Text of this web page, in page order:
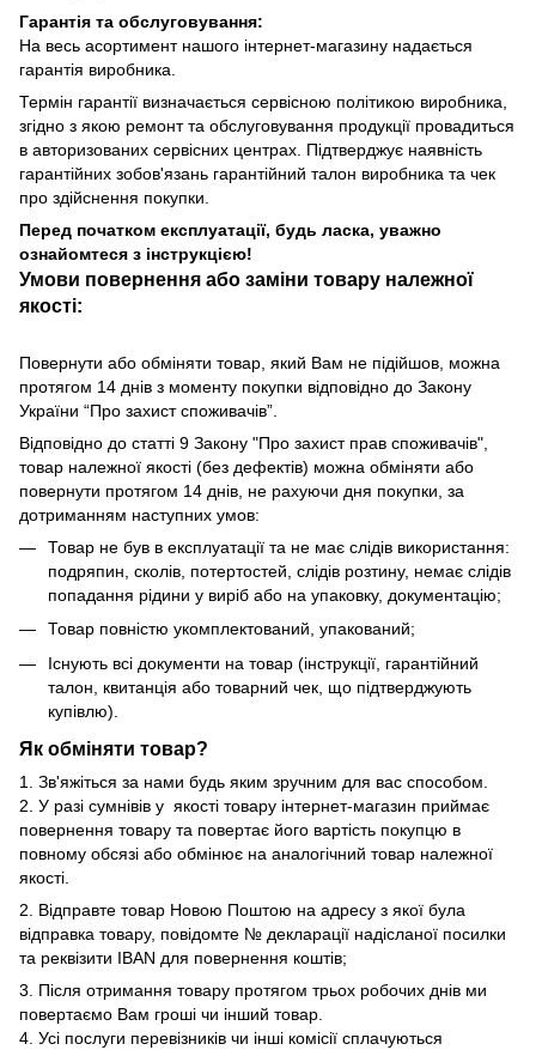
Гарантія та обслуговування:
На весь асортимент нашого інтернет-магазину надається
гарантія виробника.
Термін гарантії визначається сервісною політикою виробника,
згідно з якою ремонт та обслуговування продукції провадиться
в авторизованих сервісних центрах. Підтверджує наявність
гарантійних зобов'язань гарантійний талон виробника та чек
про здійснення покупки.
Перед початком експлуатації, будь ласка, уважно
ознайомтеся з інструкцією!
Умови повернення або заміни товару належної
якості:
Повернути або обміняти товар, який Вам не підійшов, можна
протягом 14 днів з моменту покупки відповідно до Закону
України “Про захист споживачів”.
Відповідно до статті 9 Закону "Про захист прав споживачів",
товар належної якості (без дефектів) можна обміняти або
повернути протягом 14 днів, не рахуючи дня покупки, за
дотриманням наступних умов:
Товар не був в експлуатації та не має слідів використання:
подряпин, сколів, потертостей, слідів розтину, немає слідів
попадання рідини у виріб або на упаковку, документацію;
Товар повністю укомплектований, упакований;
Існують всі документи на товар (інструкції, гарантійний
талон, квитанція або товарний чек, що підтверджують
купівлю).
Як обміняти товар?
1. Зв'яжіться за нами будь яким зручним для вас способом.
2. У разі сумнівів у якості товару інтернет-магазин приймає
повернення товару та повертає його вартість покупцю в
повному обсязі або обмінює на аналогічний товар належної
якості.
2. Відправте товар Новою Поштою на адресу з якої була
відправка товару, повідомте № декларації надісланої посилки
та реквізити IBAN для повернення коштів;
3. Після отримання товару протягом трьох робочих днів ми
повертаємо Вам гроші чи інший товар.
4. Усі послуги перевізників чи інші комісії сплачуються